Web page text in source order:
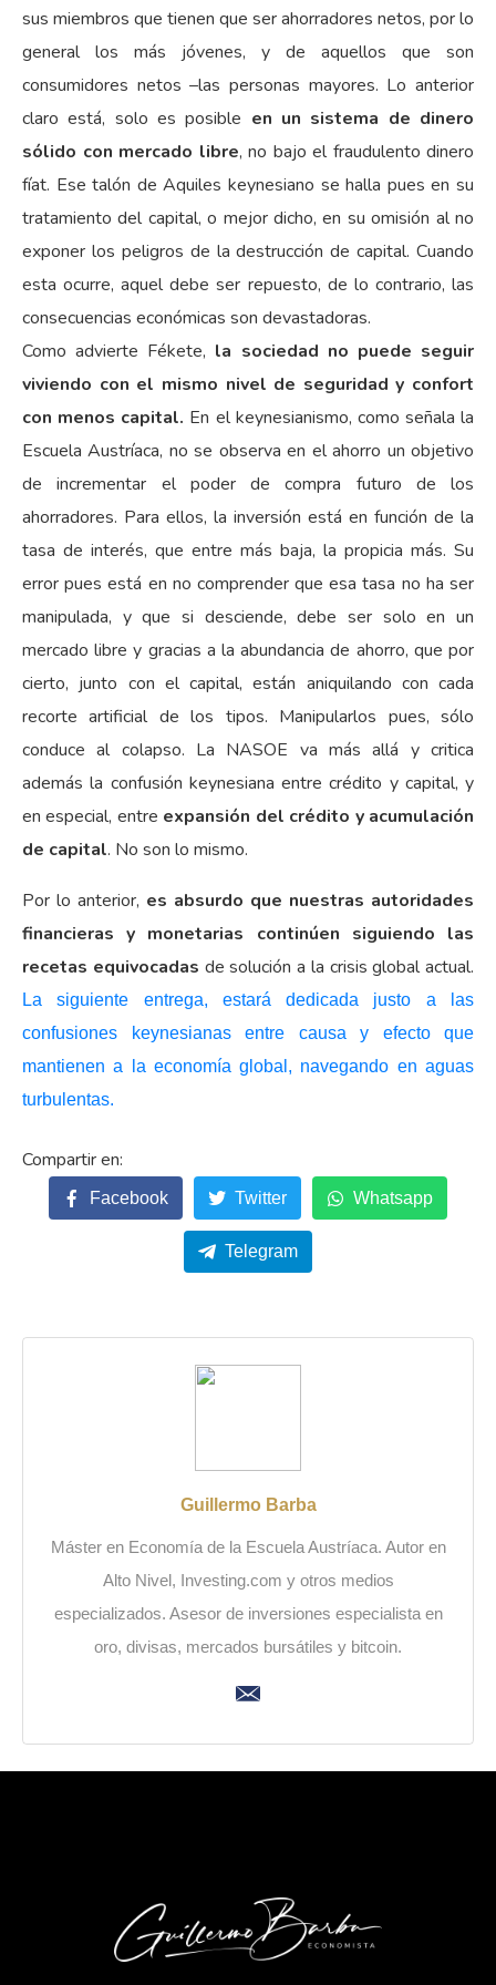
sus miembros que tienen que ser ahorradores netos, por lo
general los más jóvenes, y de aquellos que son
consumidores netos –las personas mayores. Lo anterior
claro está, solo es posible en un sistema de dinero
sólido con mercado libre, no bajo el fraudulento dinero
fíat. Ese talón de Aquiles keynesiano se halla pues en su
tratamiento del capital, o mejor dicho, en su omisión al no
exponer los peligros de la destrucción de capital. Cuando
esta ocurre, aquel debe ser repuesto, de lo contrario, las
consecuencias económicas son devastadoras.
Como advierte Fékete, la sociedad no puede seguir
viviendo con el mismo nivel de seguridad y confort
con menos capital. En el keynesianismo, como señala la
Escuela Austríaca, no se observa en el ahorro un objetivo
de incrementar el poder de compra futuro de los
ahorradores. Para ellos, la inversión está en función de la
tasa de interés, que entre más baja, la propicia más. Su
error pues está en no comprender que esa tasa no ha ser
manipulada, y que si desciende, debe ser solo en un
mercado libre y gracias a la abundancia de ahorro, que por
cierto, junto con el capital, están aniquilando con cada
recorte artificial de los tipos. Manipularlos pues, sólo
conduce al colapso. La NASOE va más allá y critica
además la confusión keynesiana entre crédito y capital, y
en especial, entre expansión del crédito y acumulación
de capital. No son lo mismo.
Por lo anterior, es absurdo que nuestras autoridades
financieras y monetarias continúen siguiendo las
recetas equivocadas de solución a la crisis global actual.
La siguiente entrega, estará dedicada justo a las
confusiones keynesianas entre causa y efecto que
mantienen a la economía global, navegando en aguas
turbulentas.
Facebook Twitter Whatsapp
Telegram
Guillermo Barba
Máster en Economía de la Escuela Austríaca. Autor en
Alto Nivel, Investing.com y otros medios
especializados. Asesor de inversiones especialista en
oro, divisas, mercados bursátiles y bitcoin.